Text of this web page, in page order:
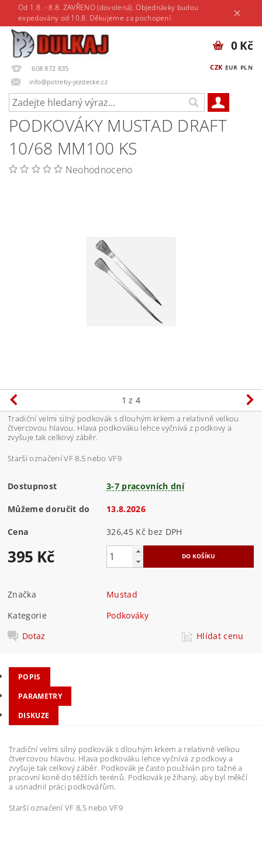
Od 1.8. - 8.8. ZAVŘENO (dovolená). Objednávky budou
expedovány od 10.8. Děkujeme za pochopení.
608 872 835
info@potreby-jezdecke.cz
CZK EUR PLN
0 Kč
PODKOVÁKY MUSTAD DRAFT
10/68 MM100 KS
Neohodnoceno
1 z 4
Tradiční velmi silný podkovák s dlouhým krkem a relativně velkou
čtvercovou hlavou. Hlava podkováku lehce vyčnívá z podkovy a
zvyšuje tak celkový záběr.
Starší označení VF 8,5 nebo VF9
Dostupnost 3-7 pracovních dní
Můžeme doručit do 13.8.2026
Cena 326,45 Kč bez DPH
395 Kč
Značka
Mustad
Kategorie
Podkováky
Dotaz
Hlídat cenu
POPIS
PARAMETRY
DISKUZE
Tradiční velmi silný podkovák s dlouhým krkem a relativně velkou
čtvercovou hlavou. Hlava podkováku lehce vyčnívá z podkovy a
zvyšuje tak celkový záběr. Podkovák je často používán pro tažné a
pracovní koně do těžších terénů. Podkovák je žíhaný, aby byl měkčí
a usnadnil práci podkovářům.
Starší označení VF 8,5 nebo VF9